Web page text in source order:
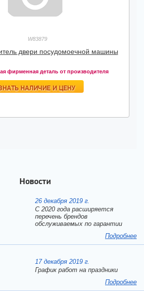
W83879
двери посудомоечной машины
фирменная деталь от производителя
НАЛИЧИЕ И ЦЕНУ
Новости
26 декабря 2019 г.
С 2020 года расширяется
перечень брендов
обслуживаемых по гарантии
Подробнее
17 декабря 2019 г.
График работ на праздники
Подробнее